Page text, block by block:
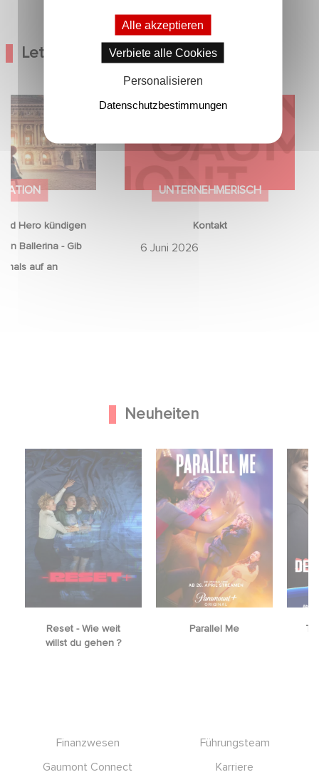
Letzte Nachrichten
Hero kündigen
Ballerina - Gib
auf an
Hero kündigen
Ballerina - Gib
auf an
UNTERNEHMERISCH
Kontakt
6 Juni 2026
Kontakt
Neuheiten
Reset - Wie weit
willst du gehen ?
Parallel Me
Finanzwesen
Führungsteam
Gaumont Connect
Karriere
Alle akzeptieren
Verbiete alle Cookies
Personalisieren
Datenschutzbestimmungen